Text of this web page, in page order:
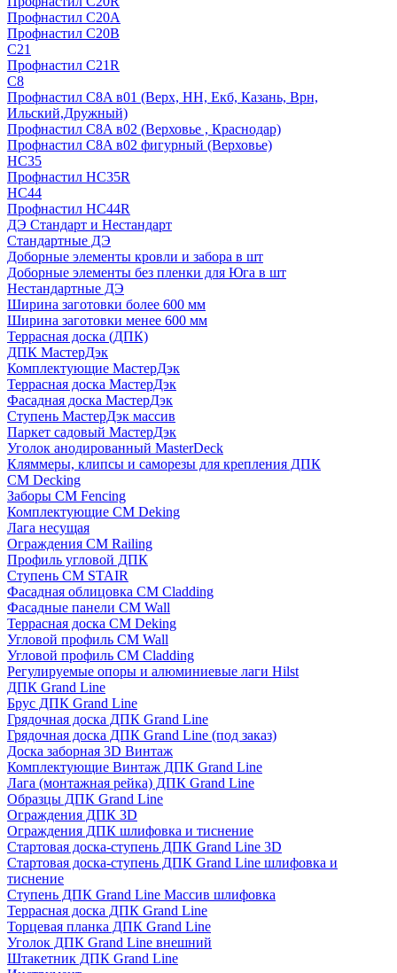
Профнастил С20А
Профнастил С20В
C21
Профнастил С21R
C8
Профнастил С8A в01 (Верх, НН, Екб, Казань, Врн,
Ильский,Дружный)
Профнастил С8A в02 (Верховье , Краснодар)
Профнастил С8A в02 фигурный (Верховье)
HС35
Профнастил HC35R
НС44
Профнастил НС44R
ДЭ Стандарт и Нестандарт
Стандартные ДЭ
Доборные элементы кровли и забора в шт
Доборные элементы без пленки для Юга в шт
Нестандартные ДЭ
Ширина заготовки более 600 мм
Ширина заготовки менее 600 мм
Террасная доска (ДПК)
ДПК МастерДэк
Комплектующие МастерДэк
Террасная доска МастерДэк
Фасадная доска МастерДэк
Ступень МастерДэк массив
Паркет садовый МастерДэк
Уголок анодированный MasterDeck
Кляммеры, клипсы и саморезы для крепления ДПК
CM Decking
Заборы CM Fencing
Комплектующие CM Deking
Лага несущая
Ограждения CM Railing
Профиль угловой ДПК
Ступень CM STAIR
Фасадная облицовка CM Cladding
Фасадные панели CM Wall
Террасная доска CM Deking
Угловой профиль CM Wall
Угловой профиль CM Cladding
Регулируемые опоры и алюминиевые лаги Hilst
ДПК Grand Line
Брус ДПК Grand Line
Грядочная доска ДПК Grand Line
Грядочная доска ДПК Grand Line (под заказ)
Доска заборная 3D Винтаж
Комплектующие Винтаж ДПК Grand Line
Лага (монтажная рейка) ДПК Grand Line
Образцы ДПК Grand Line
Ограждения ДПК 3D
Ограждения ДПК шлифовка и тиснение
Стартовая доска-ступень ДПК Grand Line 3D
Стартовая доска-ступень ДПК Grand Line шлифовка и
тиснение
Ступень ДПК Grand Line Массив шлифовка
Террасная доска ДПК Grand Line
Торцевая планка ДПК Grand Line
Уголок ДПК Grand Line внешний
Штакетник ДПК Grand Line